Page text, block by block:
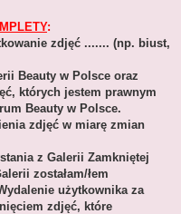
:
zdjęć ....... (np. biust,
Beauty w Polsce oraz
których jestem prawnym
Beauty w Polsce.
zdjęć w miarę zmian
z Galerii Zamkniętej
zostałam/łem
użytkownika za
zdjęć, które